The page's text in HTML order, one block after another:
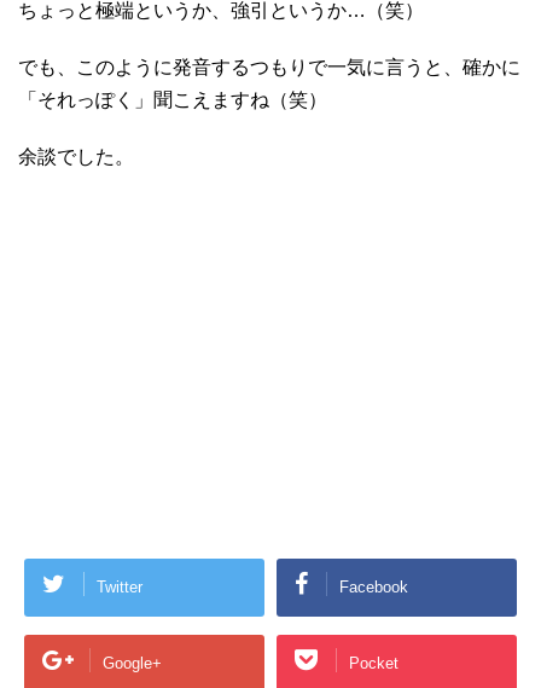
ちょっと極端というか、強引というか…（笑）
でも、このように発音するつもりで一気に言うと、確かに
「それっぽく」聞こえますね（笑）
余談でした。
Twitter Facebook
Google+ Pocket